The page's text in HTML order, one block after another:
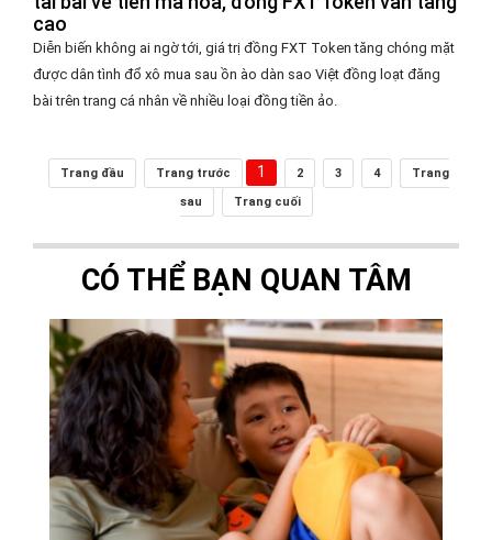
cao
Diễn biến không ai ngờ tới, giá trị đồng FXT Token tăng chóng mặt
được dân tình đổ xô mua sau ồn ào dàn sao Việt đồng loạt đăng
bài trên trang cá nhân về nhiều loại đồng tiền ảo.
Trang đầu Trang trước 1 2 3 4
Trang
sau
Trang cuối
CÓ THỂ BẠN QUAN TÂM